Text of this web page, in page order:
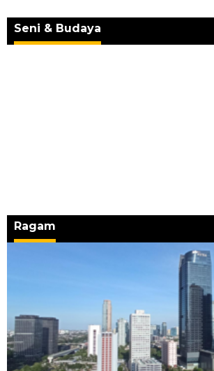
Seni & Budaya
BERKARYA UNTUK PE…
Ragam